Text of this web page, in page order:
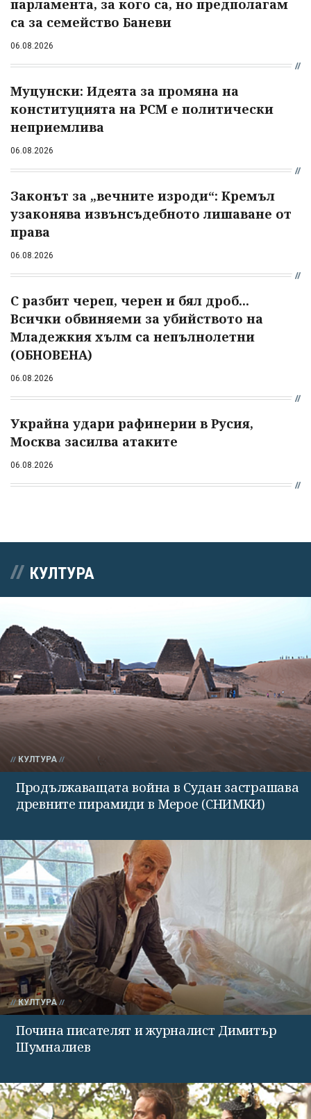
парламента, за кого са, но предполагам
са за семейство Баневи
06.08.2026
Муцунски: Идеята за промяна на
конституцията на РСМ е политически
неприемлива
06.08.2026
Законът за „вечните изроди“: Кремъл
узаконява извънсъдебното лишаване от
права
06.08.2026
С разбит череп, черен и бял дроб...
Всички обвиняеми за убийството на
Младежкия хълм са непълнолетни
(ОБНОВЕНА)
06.08.2026
Украйна удари рафинерии в Русия,
Москва засилва атаките
06.08.2026
КУЛТУРА
КУЛТУРА
Продължаващата война в Судан застрашава
древните пирамиди в Мерое (СНИМКИ)
КУЛТУРА
Почина писателят и журналист Димитър
Шумналиев